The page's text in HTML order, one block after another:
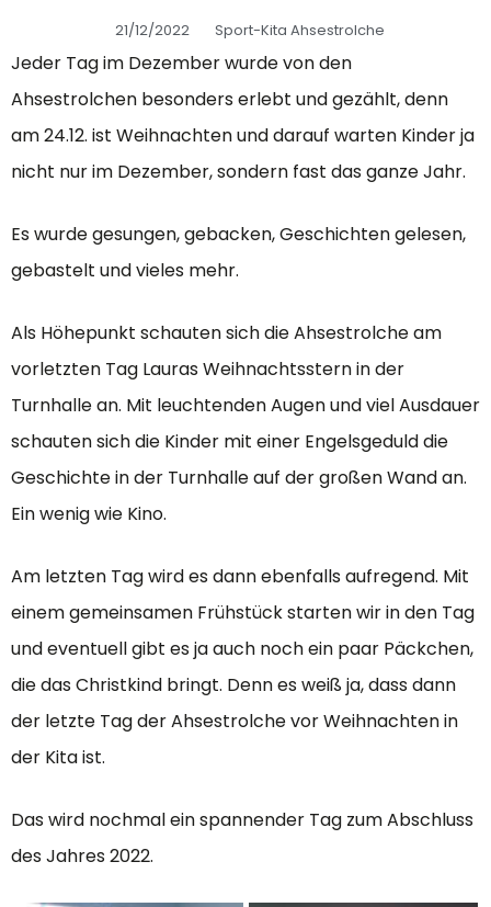
21/12/2022 Sport-Kita Ahsestrolche
Jeder Tag im Dezember wurde von den
Ahsestrolchen besonders erlebt und gezählt, denn
am 24.12. ist Weihnachten und darauf warten Kinder ja
nicht nur im Dezember, sondern fast das ganze Jahr.
Es wurde gesungen, gebacken, Geschichten gelesen,
gebastelt und vieles mehr.
Als Höhepunkt schauten sich die Ahsestrolche am
vorletzten Tag Lauras Weihnachtsstern in der
Turnhalle an. Mit leuchtenden Augen und viel Ausdauer
schauten sich die Kinder mit einer Engelsgeduld die
Geschichte in der Turnhalle auf der großen Wand an.
Ein wenig wie Kino.
Am letzten Tag wird es dann ebenfalls aufregend. Mit
einem gemeinsamen Frühstück starten wir in den Tag
und eventuell gibt es ja auch noch ein paar Päckchen,
die das Christkind bringt. Denn es weiß ja, dass dann
der letzte Tag der Ahsestrolche vor Weihnachten in
der Kita ist.
Das wird nochmal ein spannender Tag zum Abschluss
des Jahres 2022.